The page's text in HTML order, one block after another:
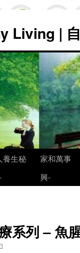
Living |
養生秘
家和萬事
興-
系列 – 魚